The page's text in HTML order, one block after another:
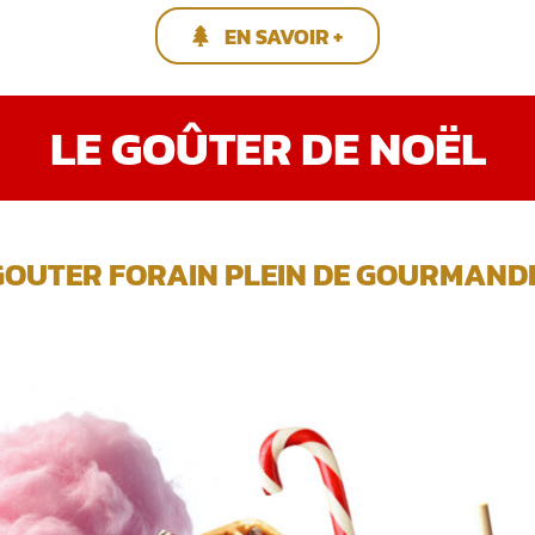
EN SAVOIR +
LE GOÛTER DE NOËL
FORAIN PLEIN DE